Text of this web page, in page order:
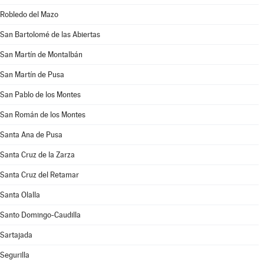
Robledo del Mazo
San Bartolomé de las Abiertas
San Martín de Montalbán
San Martín de Pusa
San Pablo de los Montes
San Román de los Montes
Santa Ana de Pusa
Santa Cruz de la Zarza
Santa Cruz del Retamar
Santa Olalla
Santo Domingo-Caudilla
Sartajada
Segurilla